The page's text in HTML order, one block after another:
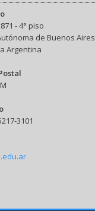
- 4° piso
de Buenos Aires
Argentina
3101